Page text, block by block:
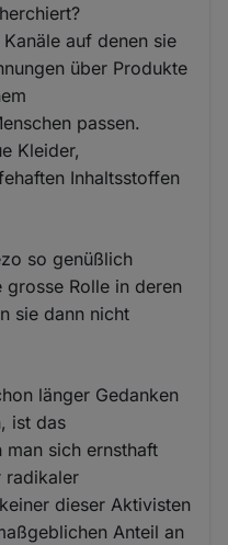
auf denen sie
über Produkte
passen.
Kleider,
Inhaltsstoffen
so genüßlich
Rolle in deren
sie dann nicht
länger Gedanken
ist das
sich ernsthaft
radikaler
dieser Aktivisten
Anteil an